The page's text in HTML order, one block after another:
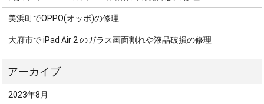
美浜町でOPPO(オッポ)の修理
大府市で iPad Air 2 のガラス画面割れや液晶破損の修理
2023年8月